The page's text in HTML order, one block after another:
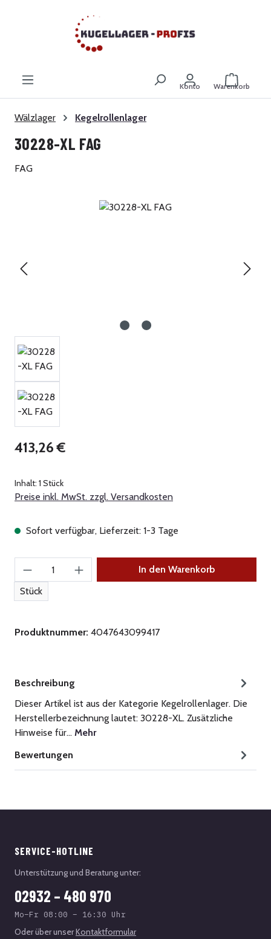
Zum Hauptinhalt springen
Konto Warenkorb
Wälzlager Kegelrollenlager
30228-XL FAG
FAG
Bildergalerie überspringen
Regulärer Preis:
413,26 €
Inhalt: 1 Stück
Preise inkl. MwSt. zzgl. Versandkosten
Sofort verfügbar, Lieferzeit: 1-3 Tage
Produkt Anzahl: Gib den gewünschten Wert
Stück
In den Warenkorb
Produktnummer: 4047643099417
Beschreibung
Dieser Artikel ist aus der Kategorie Kegelrollenlager. Die
Herstellerbezeichnung lautet: 30228-XL. Zusätzliche
Hinweise für… Mehr
Bewertungen
SERVICE-HOTLINE
Unterstützung und Beratung unter:
02932 – 480 970
Mo–Fr 08:00 – 16:30 Uhr
Oder über unserKontaktformular